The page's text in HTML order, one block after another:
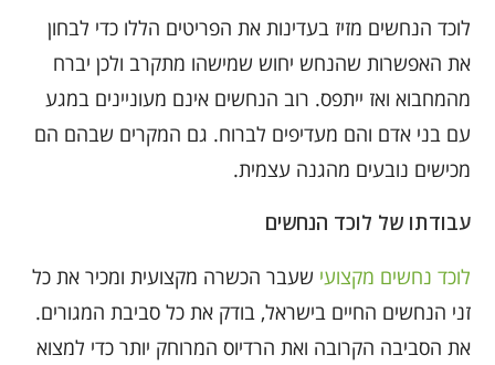
לוכד הנחשים מזיז בעדינות את הפריטים הללו כדי לבחון
את האפשרות שהנחש יחוש שמישהו מתקרב ולכן יברח
מהמחבוא ואז ייתפס. רוב הנחשים אינם מעוניינים במגע
עם בני אדם והם מעדיפים לברוח. גם המקרים שבהם הם
מכישים נובעים מהגנה עצמית.
עבודתו של לוכד הנחשים
לוכד נחשים מקצועי שעבר הכשרה מקצועית ומכיר את כל
זני הנחשים החיים בישראל, בודק את כל סביבת המגורים.
את הסביבה הקרובה ואת הרדיוס המרוחק יותר כדי למצוא